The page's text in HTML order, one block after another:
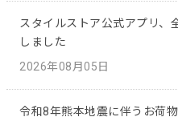
スタイルストア公式アプリ、
しました
2026年08月05日
令和8年熊本地震に伴うお荷